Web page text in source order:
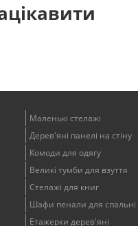
Маленькі стелажі
Дерев'яні панелі на стіну
Комоди для одягу
Великі тумби для взуття
Стелажі для книг
Шафи пенали для спальні
Етажерки дерев'яні